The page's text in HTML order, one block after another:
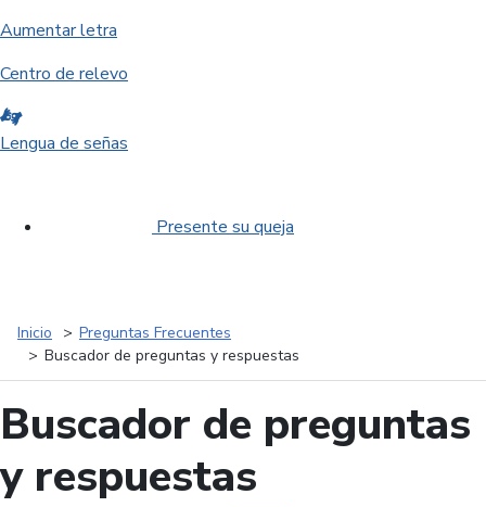
Aumentar letra
Centro de relevo
Lengua de señas
Presente su queja
Inicio
Preguntas Frecuentes
Buscador de preguntas y respuestas
Buscador de preguntas
y respuestas